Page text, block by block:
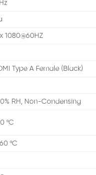
1080@60HZ
Type A Female (Black)
RH, Non-Condensing
ºC
ºC